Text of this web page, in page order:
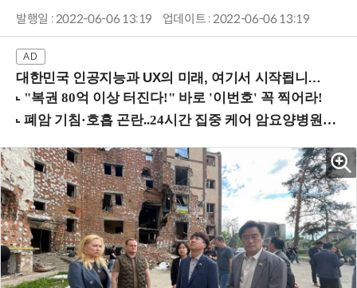
발행일 : 2022-06-06 13:19 업데이트 : 2022-06-06 13:19
대한민국 인공지능과 UX의 미래, 여기서 시작됩니다! (9/2 강남역)